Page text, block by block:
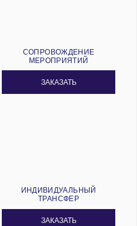
СОПРОВОЖДЕНИЕ
МЕРОПРИЯТИЙ
ЗАКАЗАТЬ
ИНДИВИДУАЛЬНЫЙ
ТРАНСФЕР
ЗАКАЗАТЬ